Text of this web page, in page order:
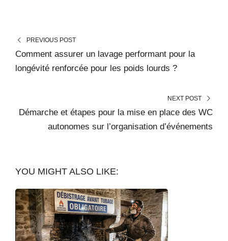
PREVIOUS POST
Comment assurer un lavage performant pour la
longévité renforcée pour les poids lourds ?
NEXT POST
Démarche et étapes pour la mise en place des WC
autonomes sur l’organisation d’événements
YOU MIGHT ALSO LIKE: